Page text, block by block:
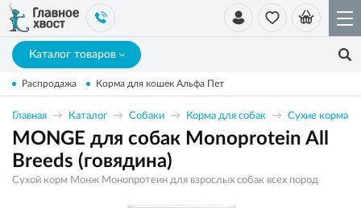
Каталог товаров
Распродажа Корма для кошек Альфа Пет
Главная Каталог Собаки Корма для собак Сухие корма
MONGE для собак Monoprotein All
Breeds (говядина)
Сухой корм Монж Монопротеин для взрослых собак всех пород